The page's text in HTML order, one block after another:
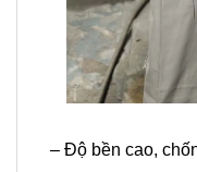
– Độ bền cao,